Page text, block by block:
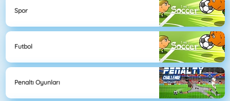
Spor
Futbol
Penaltı Oyunları